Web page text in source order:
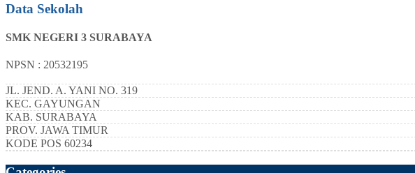
Data Sekolah
SMK NEGERI 3 SURABAYA
NPSN : 20532195
JL. JEND. A. YANI NO. 319
KEC. GAYUNGAN
KAB. SURABAYA
PROV. JAWA TIMUR
KODE POS 60234